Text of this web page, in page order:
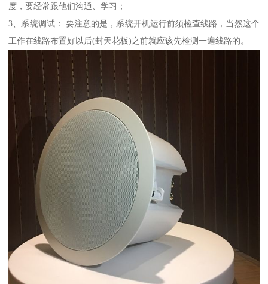
度，要经常跟他们沟通、学习；
3、系统调试： 要注意的是，系统开机运行前须检查线路，当然这个
工作在线路布置好以后(封天花板)之前就应该先检测一遍线路的。